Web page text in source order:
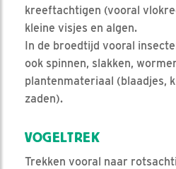
kreeftachtigen (vooral
kleine visjes en algen.
In de broedtijd vooral
ook spinnen, slakken,
plantenmateriaal (blaadjes,
zaden).
VOGELTREK
Trekken vooral naar